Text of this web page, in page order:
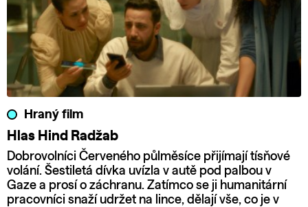
Hraný film
Hlas Hind Radžab
Dobrovolníci Červeného půlměsíce přijímají tísňové
volání. Šestiletá dívka uvízla v autě pod palbou v
Gaze a prosí o záchranu. Zatímco se ji humanitární
pracovníci snaží udržet na lince, dělají vše, co je v